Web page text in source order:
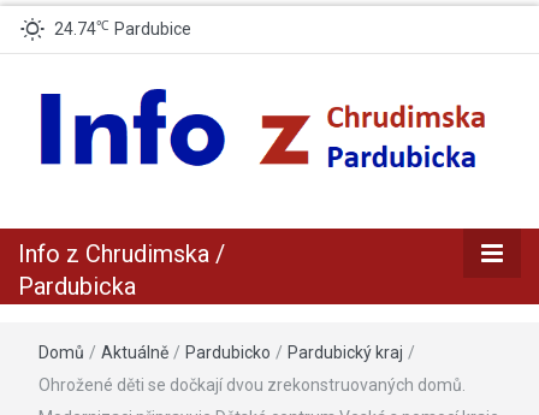
24.74℃ Pardubice
Info z
Pardubicka
Info z Chrudimska /
Pardubicka
Domů / Aktuálně / Pardubicko / Pardubický kraj /
Ohrožené děti se dočkají dvou zrekonstruovaných domů.